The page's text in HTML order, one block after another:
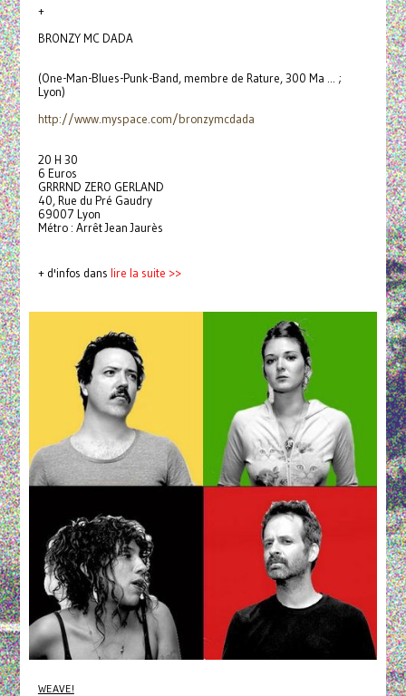
+
BRONZY MC DADA
(One-Man-Blues-Punk-Band, membre de Rature, 300 Ma ... ;
Lyon)
http://www.myspace.com/bronzymcdada
20 H 30
6 Euros
GRRRND ZERO GERLAND
40, Rue du Pré Gaudry
69007 Lyon
Métro : Arrêt Jean Jaurès
+ d'infos dans lire la suite >>
WEAVE!